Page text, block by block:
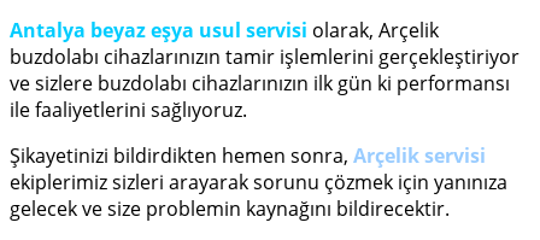
Antalya beyaz eşya usul servisi olarak, Arçelik
buzdolabı cihazlarınızın tamir işlemlerini gerçekleştiriyor
ve sizlere buzdolabı cihazlarınızın ilk gün ki performansı
ile faaliyetlerini sağlıyoruz.
Şikayetinizi bildirdikten hemen sonra, Arçelik servisi
ekiplerimiz sizleri arayarak sorunu çözmek için yanınıza
gelecek ve size problemin kaynağını bildirecektir.